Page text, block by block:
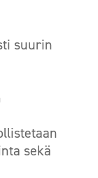
suurin
sekä